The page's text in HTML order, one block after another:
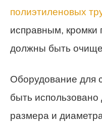
полиэтиленовых
исправным, кромки
должны быть
Оборудование для
быть использовано
размера и